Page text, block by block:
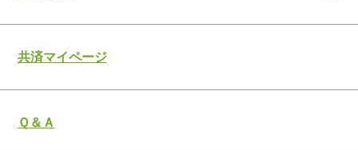
共済マイページ
Ｑ＆Ａ